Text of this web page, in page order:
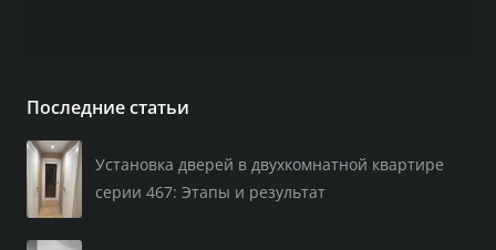
Последние статьи
Установка дверей в двухкомнатной квартире
серии 467: Этапы и результат